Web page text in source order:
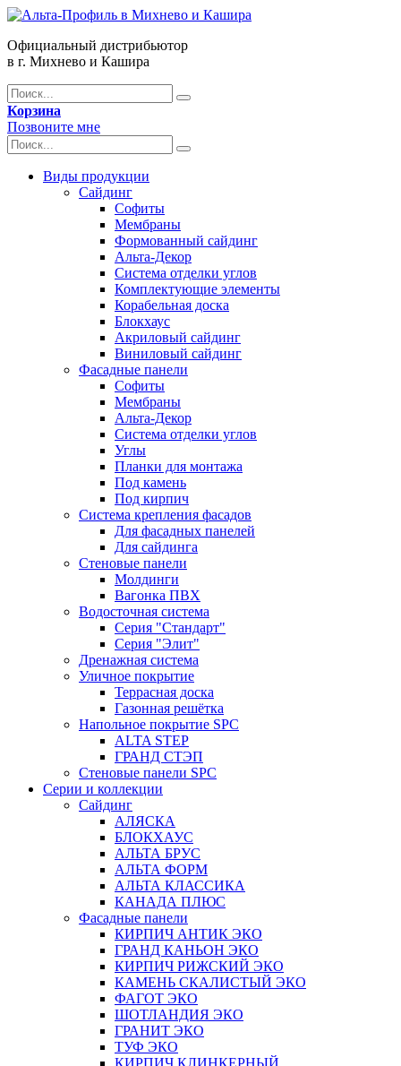
Официальный дистрибьютор
в г. Михнево и Кашира
Корзина
Позвоните мне
Виды продукции
Сайдинг
Софиты
Мембраны
Формованный сайдинг
Альта-Декор
Система отделки углов
Комплектующие элементы
Корабельная доска
Блокхаус
Акриловый сайдинг
Виниловый сайдинг
Фасадные панели
Софиты
Мембраны
Альта-Декор
Система отделки углов
Углы
Планки для монтажа
Под камень
Под кирпич
Система крепления фасадов
Для фасадных панелей
Для сайдинга
Стеновые панели
Молдинги
Вагонка ПВХ
Водосточная система
Серия "Стандарт"
Серия "Элит"
Дренажная система
Уличное покрытие
Террасная доска
Газонная решётка
Напольное покрытие SPC
ALTA STEP
ГРАНД СТЭП
Стеновые панели SPC
Серии и коллекции
Сайдинг
АЛЯСКА
БЛОКХАУС
АЛЬТА БРУС
АЛЬТА ФОРМ
АЛЬТА КЛАССИКА
КАНАДА ПЛЮС
Фасадные панели
КИРПИЧ АНТИК ЭКО
ГРАНД КАНЬОН ЭКО
КИРПИЧ РИЖСКИЙ ЭКО
КАМЕНЬ СКАЛИСТЫЙ ЭКО
ФАГОТ ЭКО
ШОТЛАНДИЯ ЭКО
ГРАНИТ ЭКО
ТУФ ЭКО
КИРПИЧ КЛИНКЕРНЫЙ